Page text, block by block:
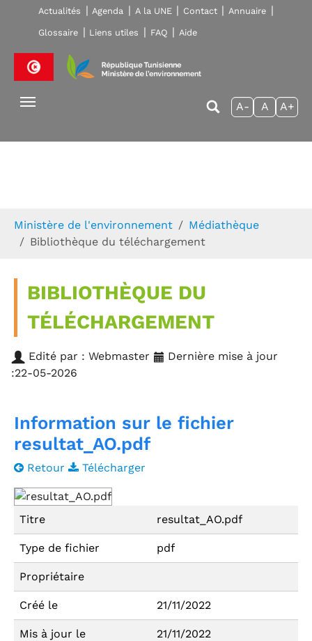
Skip to main navigation
Aller au contenu principal
Skip to page footer
Actualités Agenda A la UNE Contact Annuaire
Glossaire Liens utiles FAQ Aide
A- A A+
Ministère de l'environnement
Médiathèque
Bibliothèque du téléchargement
BIBLIOTHÈQUE DU
TÉLÉCHARGEMENT
Edité par : Webmaster
Dernière mise à jour
:22-05-2026
Information sur le fichier
resultat_AO.pdf
Retour Télécharger
Titre resultat_AO.pdf
Type de fichier pdf
Propriétaire
Créé le 21/11/2022
Mis à jour le 21/11/2022